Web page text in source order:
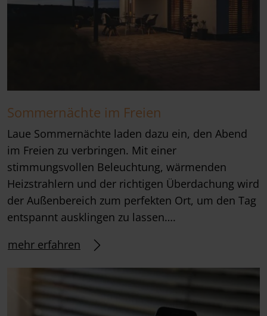
Sommernächte im Freien
Laue Sommernächte laden dazu ein, den Abend
im Freien zu verbringen. Mit einer
stimmungsvollen Beleuchtung, wärmenden
Heizstrahlern und der richtigen Überdachung wird
der Außenbereich zum perfekten Ort, um den Tag
entspannt ausklingen zu lassen….
mehr erfahren